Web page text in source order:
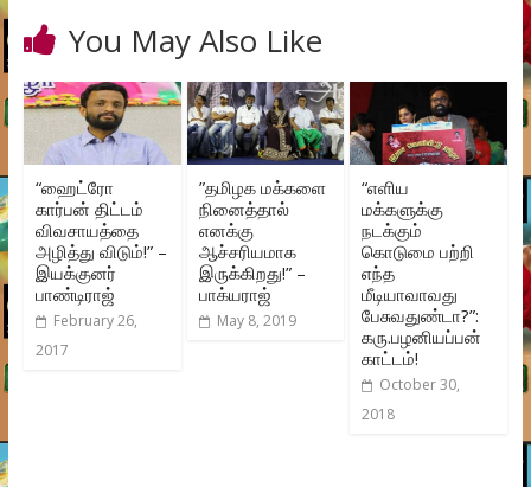
You May Also Like
“ஹைட்ரோ
கார்பன் திட்டம்
விவசாயத்தை
அழித்து விடும்!” –
இயக்குனர்
பாண்டிராஜ்
February 26,
2017
”தமிழக மக்களை
நினைத்தால்
எனக்கு
ஆச்சரியமாக
இருக்கிறது!” –
பாக்யராஜ்
May 8, 2019
“எளிய
மக்களுக்கு
நடக்கும்
கொடுமை பற்றி
எந்த
மீடியாவாவது
பேசுவதுண்டா?”:
கரு.பழனியப்பன்
காட்டம்!
October 30,
2018